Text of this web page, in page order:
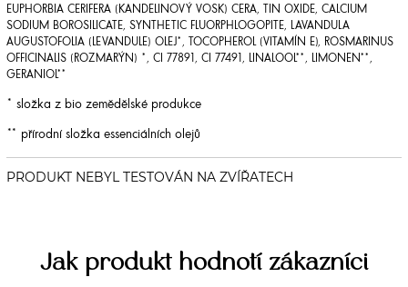
EUPHORBIA CERIFERA (KANDELINOVÝ VOSK) CERA, TIN OXIDE, CALCIUM
SODIUM BOROSILICATE, SYNTHETIC FLUORPHLOGOPITE, LAVANDULA
AUGUSTOFOLIA (LEVANDULE) OLEJ*, TOCOPHEROL (VITAMÍN E), ROSMARINUS
OFFICINALIS (ROZMARÝN) *, CI 77891, CI 77491, LINALOOL**, LIMONEN**,
GERANIOL**
* složka z bio zemědělské produkce
** přírodní složka essenciálních olejů
Jak produkt hodnotí zákazníci